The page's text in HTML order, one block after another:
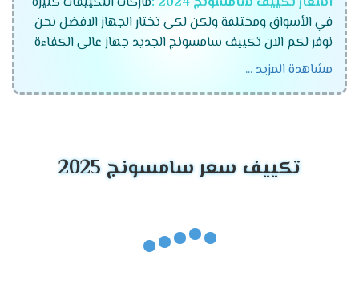
في الأسواق ومختلفة ولكن لكى تختار الجهاز الافضل نحن
نوفر لكم الان تكييف سامسونج الجديد جهاز عالى الكفاءة
يحتوى على جميع المواصفات الحديثة كما أنه يعمل
بالتكنولوجيا المتطورة ويوجد منه موديلات مختلفة وقدرات
قدرات تكييف سامسونج
2024
تكييف سامسونج 2.25 حصان .
مشاهدة المزيد ...
تكييف سعر سامسونج 2025